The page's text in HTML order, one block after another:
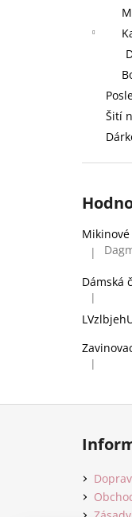
Šití
|
|
|
Z